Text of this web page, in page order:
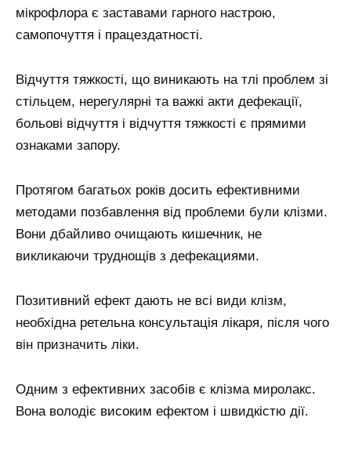
мікрофлора є заставами гарного настрою,
самопочуття і працездатності.
Відчуття тяжкості, що виникають на тлі проблем зі
стільцем, нерегулярні та важкі акти дефекації,
больові відчуття і відчуття тяжкості є прямими
ознаками запору.
Протягом багатьох років досить ефективними
методами позбавлення від проблеми були клізми.
Вони дбайливо очищають кишечник, не
викликаючи труднощів з дефекациями.
Позитивний ефект дають не всі види клізм,
необхідна ретельна консультація лікаря, після чого
він призначить ліки.
Одним з ефективних засобів є клізма миролакс.
Вона володіє високим ефектом і швидкістю дії.